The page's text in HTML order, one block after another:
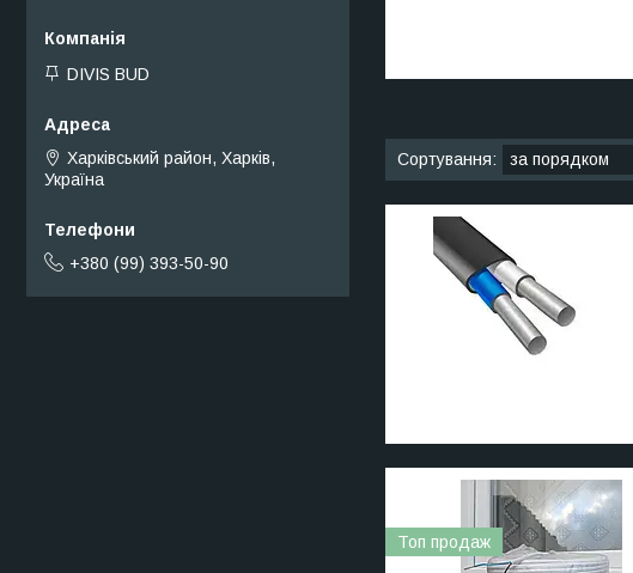
Топ продаж
DIVIS BUD
Харківський район, Харків,
Україна
+380 (99) 393-50-90